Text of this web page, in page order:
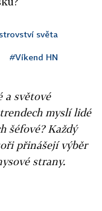
světa
#Víkend HN
a světové
myslí lidé
šéfové? Každý
přinášejí výběr
strany.